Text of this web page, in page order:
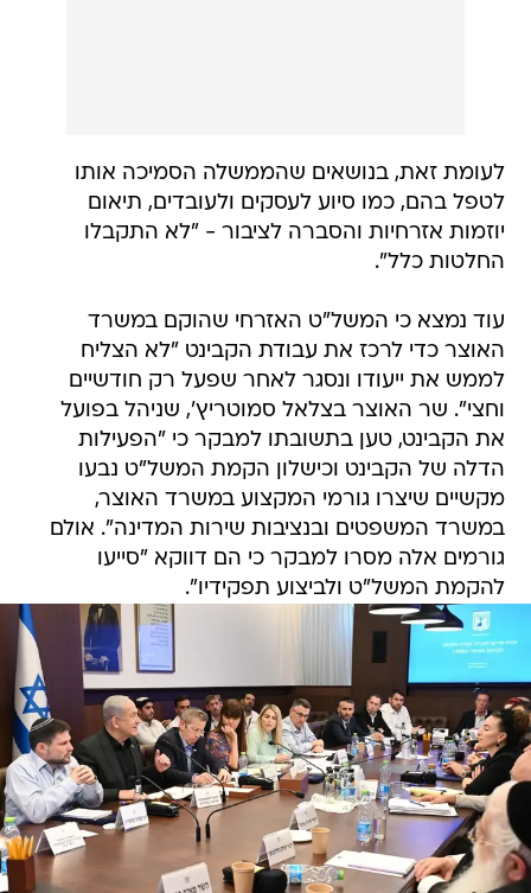
לעומת זאת, בנושאים שהממשלה הסמיכה אותו
לטפל בהם, כמו סיוע לעסקים ולעובדים, תיאום
יוזמות אזרחיות והסברה לציבור - "לא התקבלו
החלטות כלל".
עוד נמצא כי המשל"ט האזרחי שהוקם במשרד
האוצר כדי לרכז את עבודת הקבינט "לא הצליח
לממש את ייעודו ונסגר לאחר שפעל רק חודשיים
וחצי". שר האוצר בצלאל סמוטריץ', שניהל בפועל
את הקבינט, טען בתשובתו למבקר כי "הפעילות
הדלה של הקבינט וכישלון הקמת המשל"ט נבעו
מקשיים שיצרו גורמי המקצוע במשרד האוצר,
במשרד המשפטים ובנציבות שירות המדינה". אולם
גורמים אלה מסרו למבקר כי הם דווקא "סייעו
להקמת המשל"ט ולביצוע תפקידיו".